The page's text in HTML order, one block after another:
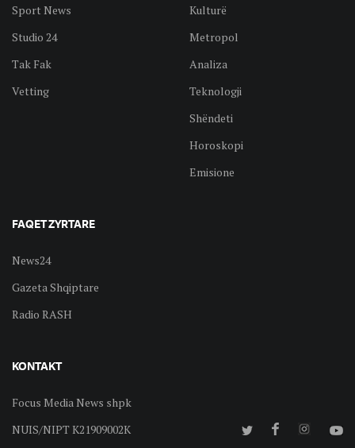
Sport News
Studio 24
Tak Fak
Vetting
Kulturë
Metropol
Analiza
Teknologji
Shëndeti
Horoskopi
Emisione
FAQET ZYRTARE
News24
Gazeta Shqiptare
Radio RASH
KONTAKT
Focus Media News shpk
NUIS/NIPT K21909002K